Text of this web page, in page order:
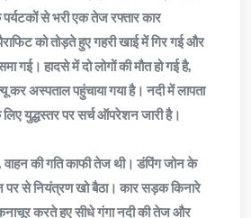
से भरी एक तेज रफ्तार कार
को तोड़ते हुए गहरी खाई में गिर गई और
गई। हादसे में दो लोगों की मौत हो गई है,
अस्पताल पहुंचाया गया है। नदी में लापता
युद्धस्तर पर सर्च ऑपरेशन जारी है।
वाहन की गति काफी तेज थी। डंपिंग जोन के
से नियंत्रण खो बैठा। कार सड़क किनारे
करते हुए सीधे गंगा नदी की तेज और